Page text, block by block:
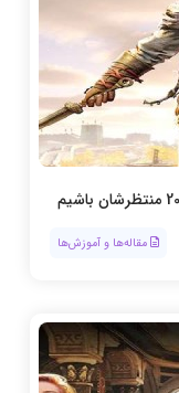
مقاله‌ها و آموزش‌ها